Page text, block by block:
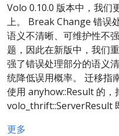
Volo 0.10.0 版本中，我们
上。 Break Change 错误
语义不清晰、可维护性不
题，因此在新版中，我们
强了错误处理部分的语义
统降低误用概率。 迁移指
使用 anyhow::Result 的
volo_thrift::ServerResult
更多